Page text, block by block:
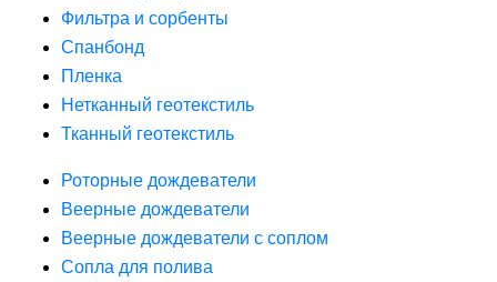
Фильтра и сорбенты
Спанбонд
Пленка
Нетканный геотекстиль
Тканный геотекстиль
Роторные дождеватели
Веерные дождеватели
Веерные дождеватели с соплом
Сопла для полива